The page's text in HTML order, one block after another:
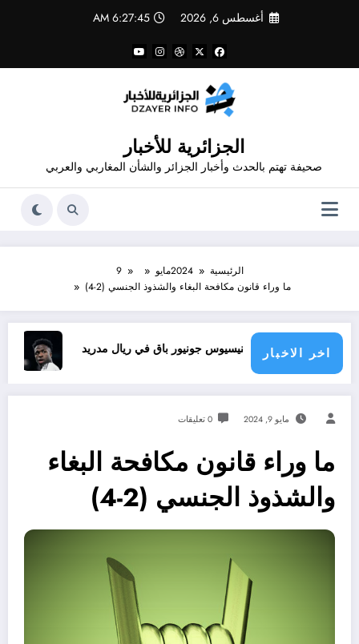
أغسطس 6, 2026 6:27:45 AM
الجزائرية للأخبار
صحيفة تهتم بالحدث وأخبار الجزائر والشأن المغاربي والعربي
الرئيسية 2024مايو
9
ما وراء قانون مكافحة البغاء والشذوذ الجنسي (2-4)
اخر الاخبار
فينيسيوس جونيور باق في ريال مدريد تجديد عقد
مايو 9, 2024 0 تعليقات
ما وراء قانون مكافحة البغاء
والشذوذ الجنسي (2-4)